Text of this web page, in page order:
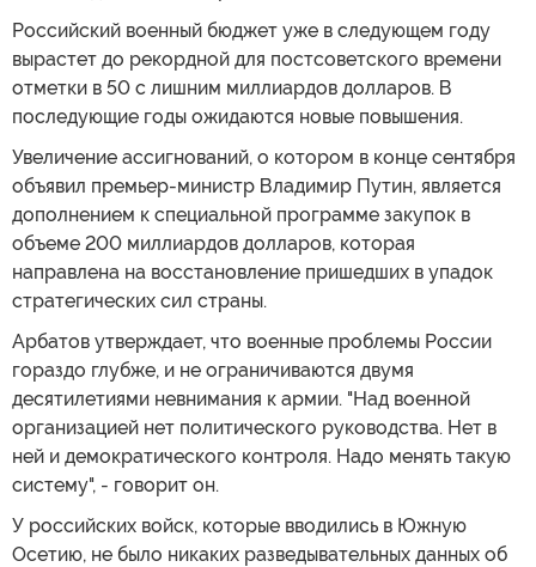
Российский военный бюджет уже в следующем году
вырастет до рекордной для постсоветского времени
отметки в 50 с лишним миллиардов долларов. В
последующие годы ожидаются новые повышения.
Увеличение ассигнований, о котором в конце сентября
объявил премьер-министр Владимир Путин, является
дополнением к специальной программе закупок в
объеме 200 миллиардов долларов, которая
направлена на восстановление пришедших в упадок
стратегических сил страны.
Арбатов утверждает, что военные проблемы России
гораздо глубже, и не ограничиваются двумя
десятилетиями невнимания к армии. "Над военной
организацией нет политического руководства. Нет в
ней и демократического контроля. Надо менять такую
систему", - говорит он.
У российских войск, которые вводились в Южную
Осетию, не было никаких разведывательных данных об